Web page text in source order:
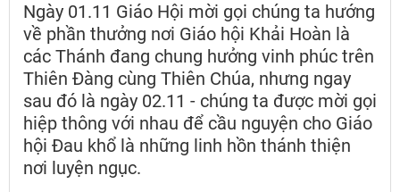
Ngày 01.11 Giáo Hội mời gọi chúng ta hướng
về phần thưởng nơi Giáo hội Khải Hoàn là
các Thánh đang chung hưởng vinh phúc trên
Thiên Đàng cùng Thiên Chúa, nhưng ngay
sau đó là ngày 02.11 - chúng ta được mời gọi
hiệp thông với nhau để cầu nguyện cho Giáo
hội Đau khổ là những linh hồn thánh thiện
nơi luyện ngục.